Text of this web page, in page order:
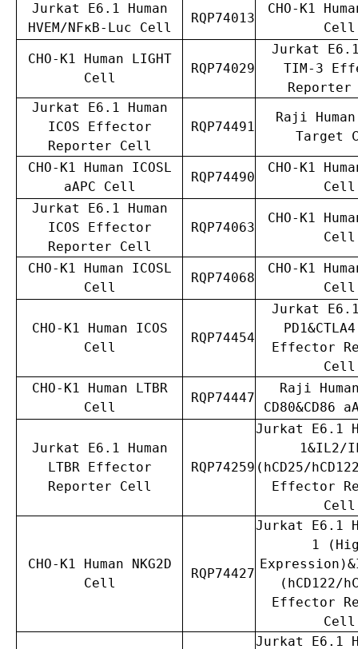
Jurkat E6.1 Human
HVEM/NFκB-Luc Cell
RQP74013
CHO-K1
Cell
CHO-K1 Human LIGHT
Cell
RQP74029
Jurkat E6.1
TIM-3
Jurkat E6.1 Human
ICOS Effector
Reporter Cell
RQP74491
Raji
Target
CHO-K1 Human ICOSL
aAPC Cell
RQP74490
CHO-K1
Cell
Jurkat E6.1 Human
ICOS Effector
Reporter Cell
RQP74063
CHO-K1
Cell
CHO-K1 Human ICOSL
Cell
RQP74068
CHO-K1
Cell
CHO-K1 Human ICOS
Cell
RQP74454
Jurkat E6.1
Effector
Cell
CHO-K1 Human LTBR
Cell
RQP74447
Raji
CD80&CD86
Jurkat E6.1 Human
LTBR Effector
Reporter Cell
RQP74259
Jurkat E6.1
1&IL2/
(hCD25/
Effector
Cell
CHO-K1 Human NKG2D
Cell
RQP74427
Jurkat E6.1
1
(hCD122/
Effector
Cell
Jurkat E6.1